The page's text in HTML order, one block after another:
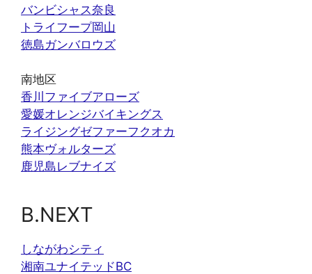
バンビシャス奈良
トライフープ岡山
徳島ガンバロウズ
南地区
香川ファイブアローズ
愛媛オレンジバイキングス
ライジングゼファーフクオカ
熊本ヴォルターズ
鹿児島レブナイズ
B.NEXT
しながわシティ
湘南ユナイテッドBC